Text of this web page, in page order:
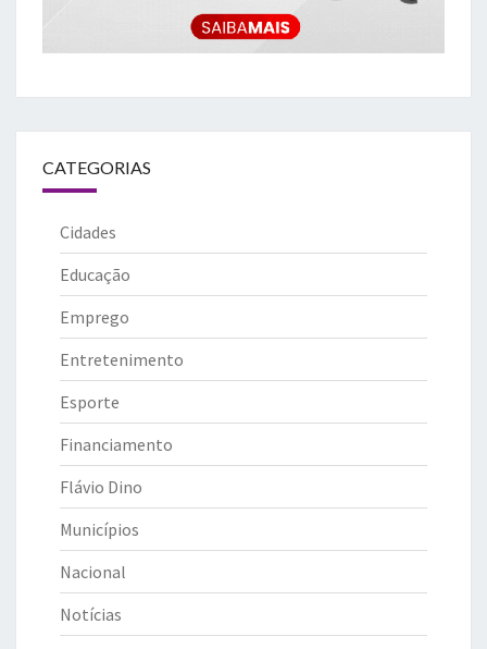
CATEGORIAS
Cidades
Educação
Emprego
Entretenimento
Esporte
Financiamento
Flávio Dino
Municípios
Nacional
Notícias